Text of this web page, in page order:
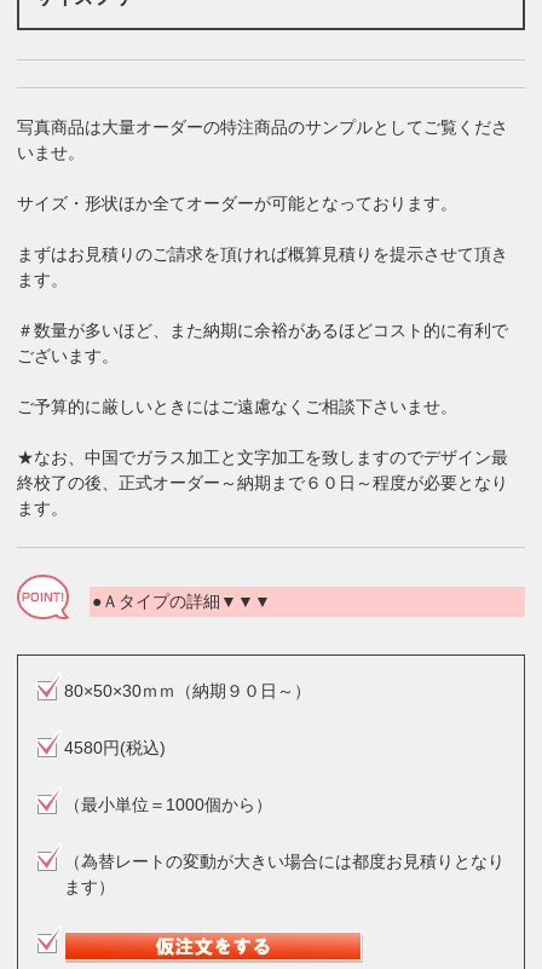
写真商品は大量オーダーの特注商品のサンプルとしてご覧くださ
いませ。
サイズ・形状ほか全てオーダーが可能となっております。
まずはお見積りのご請求を頂ければ概算見積りを提示させて頂き
ます。
＃数量が多いほど、また納期に余裕があるほどコスト的に有利で
ございます。
ご予算的に厳しいときにはご遠慮なくご相談下さいませ。
★なお、中国でガラス加工と文字加工を致しますのでデザイン最
終校了の後、正式オーダー～納期まで６０日～程度が必要となり
ます。
●Ａタイプの詳細▼▼▼
80×50×30ｍｍ（納期９０日～）
4580円(税込)
（最小単位＝1000個から）
（為替レートの変動が大きい場合には都度お見積りとなり
ます）